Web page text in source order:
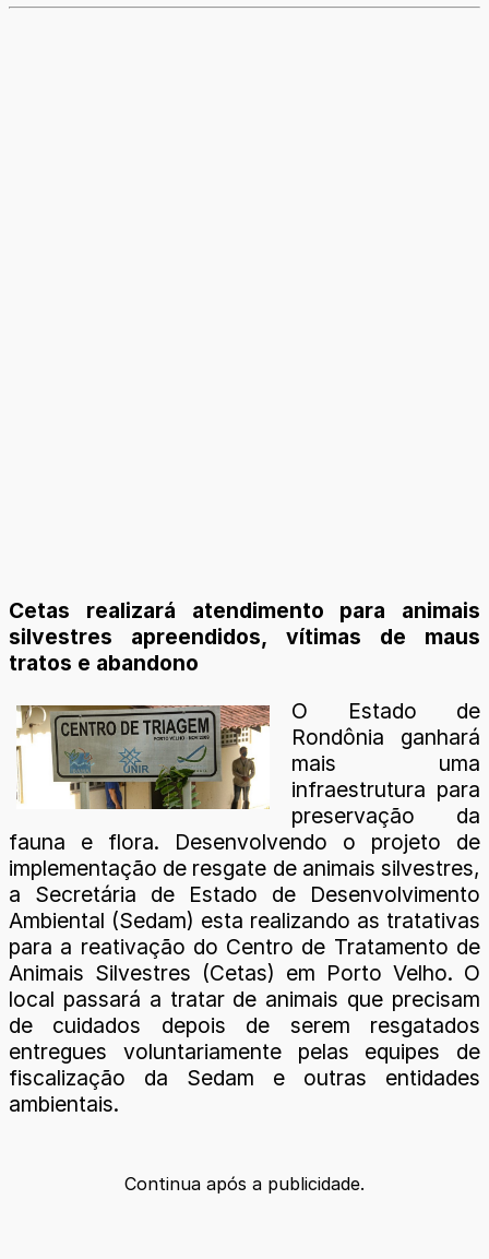
Cetas realizará atendimento para animais
silvestres apreendidos, vítimas de maus
tratos e abandono
O Estado de
Rondônia ganhará
mais uma
infraestrutura para
preservação da
fauna e flora. Desenvolvendo o projeto de
implementação de resgate de animais silvestres,
a Secretária de Estado de Desenvolvimento
Ambiental (Sedam) esta realizando as tratativas
para a reativação do Centro de Tratamento de
Animais Silvestres (Cetas) em Porto Velho. O
local passará a tratar de animais que precisam
de cuidados depois de serem resgatados
entregues voluntariamente pelas equipes de
fiscalização da Sedam e outras entidades
ambientais.
Continua após a publicidade.